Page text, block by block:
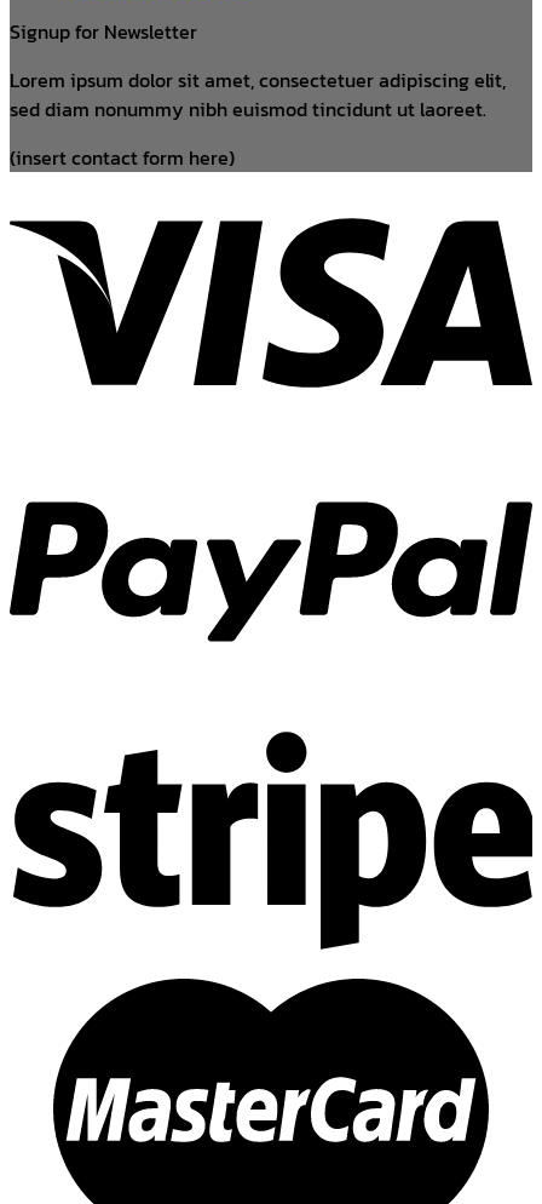
Signup for Newsletter
Lorem ipsum dolor sit amet, consectetuer adipiscing elit,
sed diam nonummy nibh euismod tincidunt ut laoreet.
(insert contact form here)